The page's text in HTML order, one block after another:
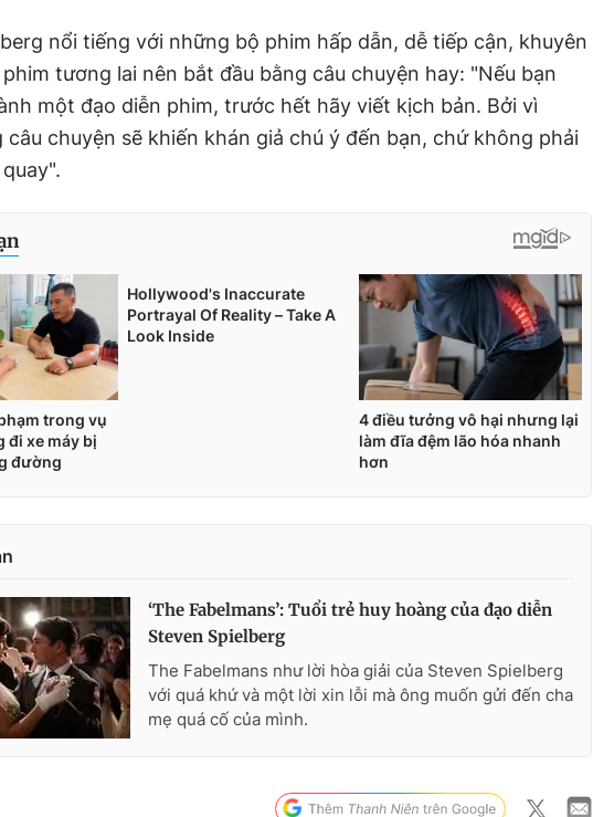
nổi tiếng với những bộ phim hấp dẫn, dễ tiếp cận, khuyên
tương lai nên bắt đầu bằng câu chuyện hay: "Nếu bạn
một đạo diễn phim, trước hết hãy viết kịch bản. Bởi vì
câu chuyện sẽ khiến khán giả chú ý đến bạn, chứ không phải
‘The Fabelmans’: Tuổi trẻ huy hoàng của đạo diễn
Steven Spielberg
The Fabelmans như lời hòa giải của Steven Spielberg
với quá khứ và một lời xin lỗi mà ông muốn gửi đến cha
mẹ quá cố của mình.